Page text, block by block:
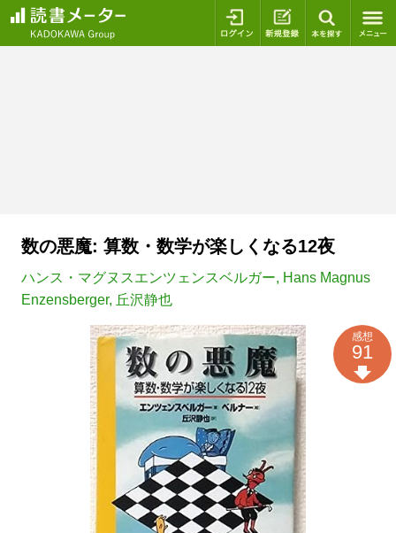
ログイン 新規登録
数の悪魔: 算数・数学が楽しくなる12夜
ハンス・マグヌスエンツェンスベルガー, Hans Magnus
Enzensberger, 丘沢静也
感想
91